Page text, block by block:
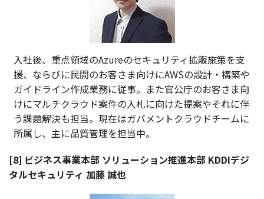
入社後、重点領域のAzureのセキュリティ拡販施策を支
援、ならびに民間のお客さま向けにAWSの設計・構築や
ガイドライン作成業務に従事。また官公庁のお客さま向
けにマルチクラウド案件の入札に向けた提案やそれに伴
う課題解決も担当。現在はガバメントクラウドチームに
所属し、主に品質管理を担当中。
[8] ビジネス事業本部 ソリューション推進本部 KDDIデジ
タルセキュリティ 加藤 誠也